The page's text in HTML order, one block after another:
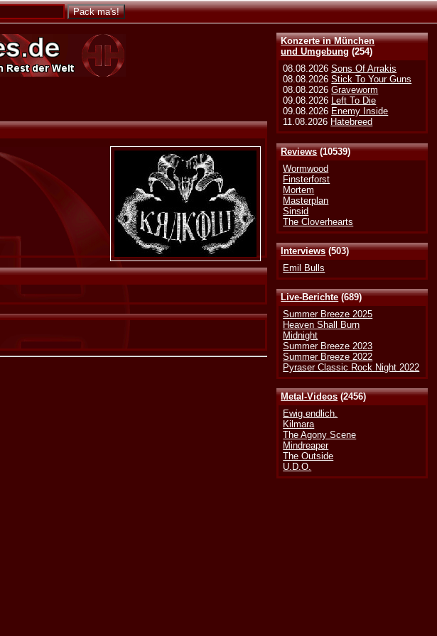
Konzerte in München
und Umgebung (254)
08.08.2026Sons Of Arrakis
08.08.2026Stick To Your Guns
08.08.2026Graveworm
09.08.2026 Left To Die
09.08.2026 Enemy Inside
11.08.2026 Hatebreed
Reviews(10539)
Wormwood
Finsterforst
Mortem
Masterplan
Sinsid
The Cloverhearts
Interviews(503)
Emil Bulls
Live-Berichte(689)
Summer Breeze 2025
Heaven Shall Burn
Midnight
Summer Breeze 2023
Summer Breeze 2022
Pyraser Classic Rock Night 2022
Metal-Videos(2456)
Ewig.endlich.
Kilmara
The Agony Scene
Mindreaper
The Outside
U.D.O.